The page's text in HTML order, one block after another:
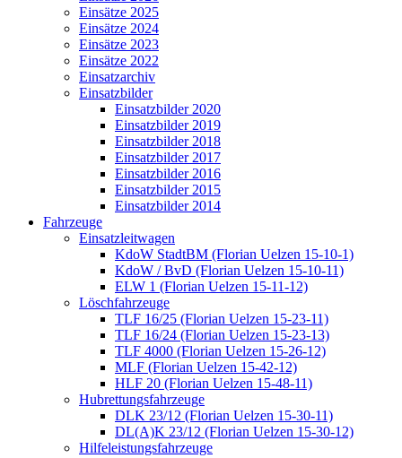
Einsätze 2025
Einsätze 2024
Einsätze 2023
Einsätze 2022
Einsatzarchiv
Einsatzbilder
Einsatzbilder 2020
Einsatzbilder 2019
Einsatzbilder 2018
Einsatzbilder 2017
Einsatzbilder 2016
Einsatzbilder 2015
Einsatzbilder 2014
Fahrzeuge
Einsatzleitwagen
KdoW StadtBM (Florian Uelzen 15-10-1)
KdoW / BvD (Florian Uelzen 15-10-11)
ELW 1 (Florian Uelzen 15-11-12)
Löschfahrzeuge
TLF 16/25 (Florian Uelzen 15-23-11)
TLF 16/24 (Florian Uelzen 15-23-13)
TLF 4000 (Florian Uelzen 15-26-12)
MLF (Florian Uelzen 15-42-12)
HLF 20 (Florian Uelzen 15-48-11)
Hubrettungsfahrzeuge
DLK 23/12 (Florian Uelzen 15-30-11)
DL(A)K 23/12 (Florian Uelzen 15-30-12)
Hilfeleistungsfahrzeuge